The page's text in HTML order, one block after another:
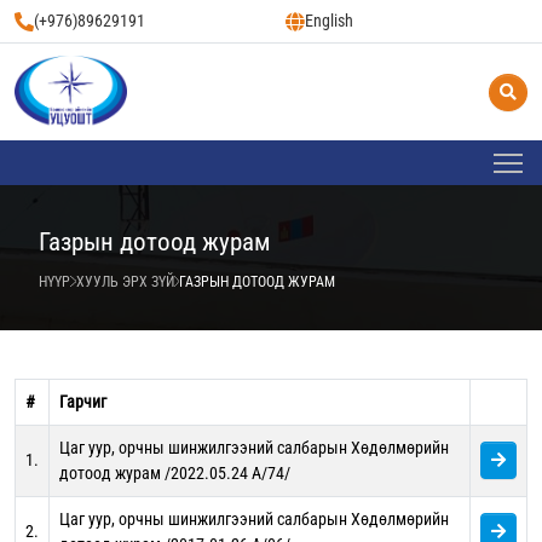
(+976)89629191 English
Газрын дотоод журам
НҮҮР ХУУЛЬ ЭРХ ЗҮЙ ГАЗРЫН ДОТООД ЖУРАМ
# Гарчиг
1.
Цаг уур, орчны шинжилгээний салбарын Хөдөлмөрийн
дотоод журам /2022.05.24 A/74/
2.
Цаг уур, орчны шинжилгээний салбарын Хөдөлмөрийн